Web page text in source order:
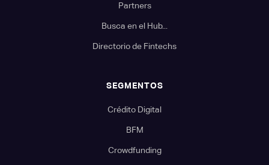
Partners
Busca en el Hub...
Directorio de Fintechs
SEGMENTOS
Crédito Digital
BFM
Crowdfunding